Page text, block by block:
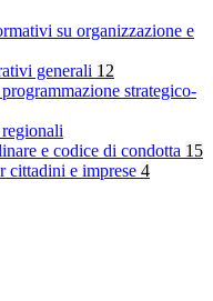
su organizzazione e
generali 12
strategico-
e codice di condotta 15
cittadini e imprese 4